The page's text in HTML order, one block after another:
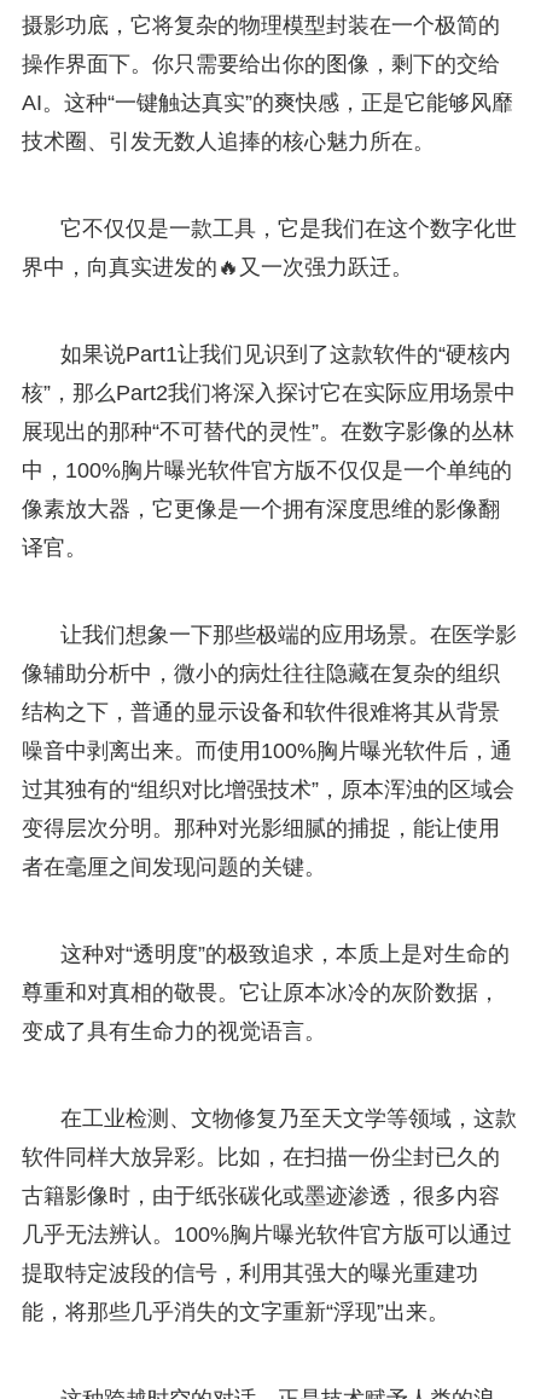
摄影功底，它将复杂的物理模型封装在一个极简的
操作界面下。你只需要给出你的图像，剩下的交给
AI。这种“一键触达真实”的爽快感，正是它能够风靡
技术圈、引发无数人追捧的核心魅力所在。
它不仅仅是一款工具，它是我们在这个数字化世
界中，向真实进发的🔥又一次强力跃迁。
如果说Part1让我们见识到了这款软件的“硬核内
核”，那么Part2我们将深入探讨它在实际应用场景中
展现出的那种“不可替代的灵性”。在数字影像的丛林
中，100%胸片曝光软件官方版不仅仅是一个单纯的
像素放大器，它更像是一个拥有深度思维的影像翻
译官。
让我们想象一下那些极端的应用场景。在医学影
像辅助分析中，微小的病灶往往隐藏在复杂的组织
结构之下，普通的显示设备和软件很难将其从背景
噪音中剥离出来。而使用100%胸片曝光软件后，通
过其独有的“组织对比增强技术”，原本浑浊的区域会
变得层次分明。那种对光影细腻的捕捉，能让使用
者在毫厘之间发现问题的关键。
这种对“透明度”的极致追求，本质上是对生命的
尊重和对真相的敬畏。它让原本冰冷的灰阶数据，
变成了具有生命力的视觉语言。
在工业检测、文物修复乃至天文学等领域，这款
软件同样大放异彩。比如，在扫描一份尘封已久的
古籍影像时，由于纸张碳化或墨迹渗透，很多内容
几乎无法辨认。100%胸片曝光软件官方版可以通过
提取特定波段的信号，利用其强大的曝光重建功
能，将那些几乎消失的文字重新“浮现”出来。